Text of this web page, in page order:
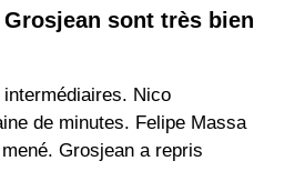
sont très bien
Nico
de minutes. Felipe Massa
Grosjean a repris